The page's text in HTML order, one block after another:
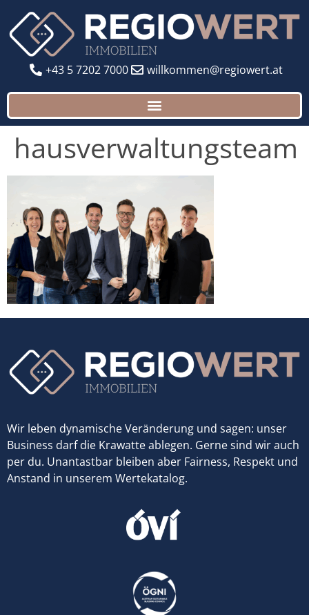
+43 5 7202 7000 willkommen@regiowert.at
hausverwaltungsteam
Wir leben dynamische Veränderung und sagen: unser
Business darf die Krawatte ablegen. Gerne sind wir auch
per du. Unantastbar bleiben aber Fairness, Respekt und
Anstand in unserem Wertekatalog.